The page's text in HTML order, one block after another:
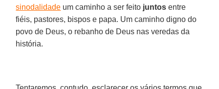
sinodalidade um caminho a ser feito juntos entre
fiéis, pastores, bispos e papa. Um caminho digno do
povo de Deus, o rebanho de Deus nas veredas da
história.